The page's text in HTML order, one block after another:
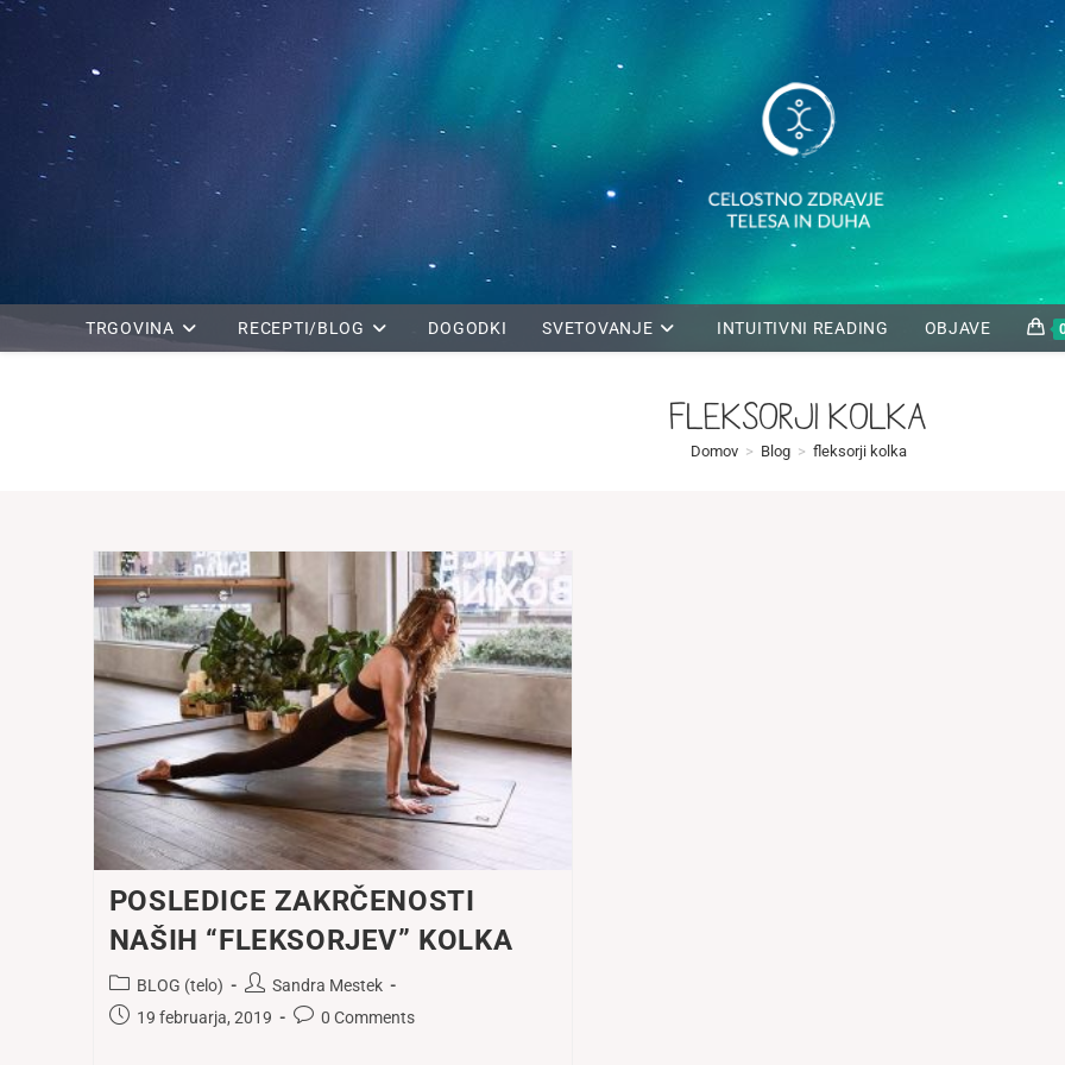
Skip
TRGOVINA RECEPTI/BLOG DOGODKI SVETOVANJE INTUITIVNI READING OBJAVE
fleksorji kolka
Domov > Blog > fleksorji kolka
POSLEDICE ZAKRČENOSTI
NAŠIH “FLEKSORJEV” KOLKA
Post
category:
BLOG (telo)
Post
author:
Sandra Mestek
Post19 februarja, 2019
Post0 Comments